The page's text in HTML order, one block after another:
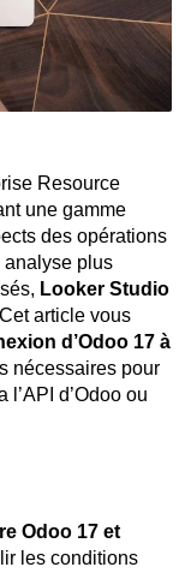
Resource
une gamme
des opérations
analyse plus
Looker Studio
article vous
d’Odoo 17 à
nécessaires pour
d’Odoo ou
Odoo 17 et
les conditions